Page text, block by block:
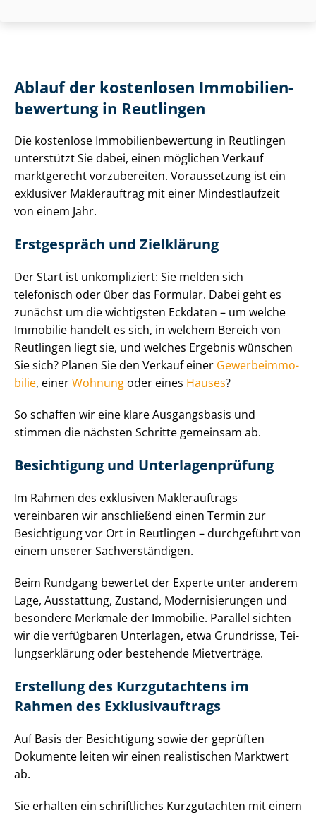
Ablauf der kostenlosen Im­mo­bi­li­en­
be­wer­tung in Reutlingen
Die kostenlose Im­mo­bi­li­en­be­wer­tung in Reutlingen
unterstützt Sie dabei, einen möglichen Verkauf
marktgerecht vorzubereiten. Voraussetzung ist ein
exklusiver Maklerauftrag mit einer Mindestlaufzeit
von einem Jahr.
Erstgespräch und Zielklärung
Der Start ist unkompliziert: Sie melden sich
telefonisch oder über das Formular. Dabei geht es
zunächst um die wichtigsten Eckdaten – um welche
Immobilie handelt es sich, in welchem Bereich von
Reutlingen liegt sie, und welches Ergebnis wünschen
Sie sich? Planen Sie den Verkauf einer Ge­wer­be­im­mo­
bi­lie, einerWohnung oder eines Hauses?
So schaffen wir eine klare Ausgangsbasis und
stimmen die nächsten Schritte gemeinsam ab.
Besichtigung und Un­ter­la­gen­prü­fung
Im Rahmen des exklusiven Maklerauftrags
vereinbaren wir anschließend einen Termin zur
Besichtigung vor Ort in Reutlingen – durchgeführt von
einem unserer Sach­ver­stän­di­gen.
Beim Rundgang bewertet der Experte unter anderem
Lage, Ausstattung, Zustand, Mo­der­ni­sie­run­gen und
besondere Merkmale der Immobilie. Parallel sichten
wir die verfügbaren Unterlagen, etwa Grundrisse, Tei­
lungs­er­klä­rung oder bestehende Mietverträge.
Erstellung des Kurzgutachtens im
Rahmen des Ex­klu­siv­auf­trags
Auf Basis der Besichtigung sowie der geprüften
Dokumente leiten wir einen realistischen Marktwert
ab.
Sie erhalten ein schriftliches Kurzgutachten mit einem